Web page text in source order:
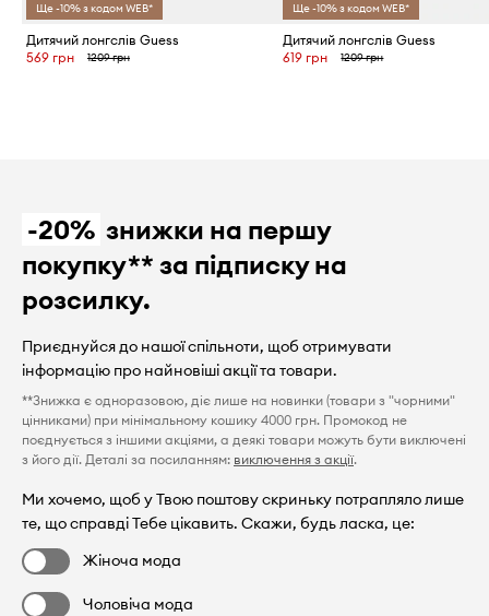
Ще -10% з кодом WEB*
Дитячий лонгслів Guess
569 грн
1209 грн
Ще -10% з кодом WEB*
Дитячий лонгслів Guess
619 грн
1209 грн
-20% знижки на першу
покупку** за підписку на
розсилку.
Приєднуйся до нашої спільноти, щоб отримувати
інформацію про найновіші акції та товари.
**Знижка є одноразовою, діє лише на новинки (товари з "чорними"
цінниками) при мінімальному кошику 4000 грн. Промокод не
поєднується з іншими акціями, а деякі товари можуть бути виключені
з його дії. Деталі за посиланням: виключення з акції.
Ми хочемо, щоб у Твою поштову скриньку потрапляло лише
те, що справді Тебе цікавить. Скажи, будь ласка, це:
Жіноча мода
Чоловіча мода